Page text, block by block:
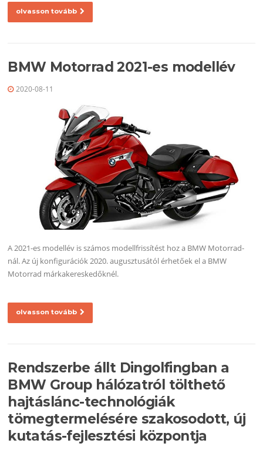
olvasson tovább
BMW Motorrad 2021-es modellév
2020-08-11
A 2021-es modellév is számos modellfrissítést hoz a BMW Motorrad-
nál. Az új konfigurációk 2020. augusztusától érhetőek el a BMW
Motorrad márkakereskedőknél.
olvasson tovább
Rendszerbe állt Dingolfingban a
BMW Group hálózatról tölthető
hajtáslánc-technológiák
tömegtermelésére szakosodott, új
kutatás-fejlesztési központja